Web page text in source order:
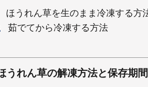
ほうれん草を生のまま冷凍する方
茹でてから冷凍する方法
うれん草の解凍方法と保存期間